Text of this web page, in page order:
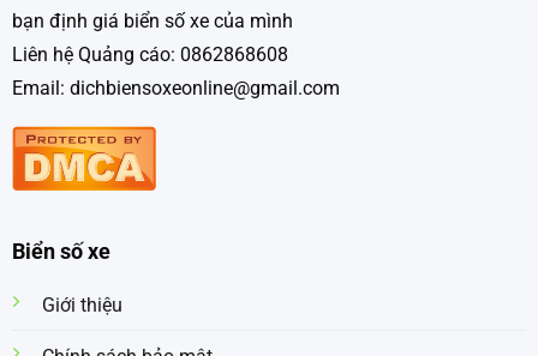
bạn định giá biển số xe của mình
Liên hệ Quảng cáo: 0862868608
Email: dichbiensoxeonline@gmail.com
Biển số xe
Giới thiệu